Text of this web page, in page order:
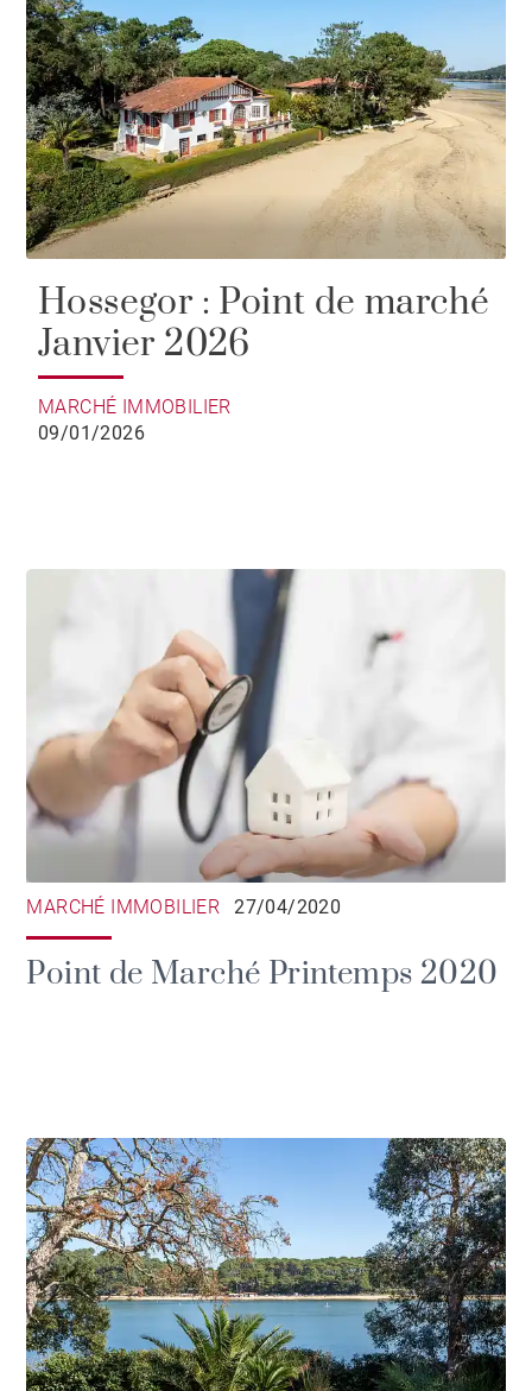
Hossegor : Point de marché
Janvier 2026
MARCHÉ IMMOBILIER
09/01/2026
MARCHÉ IMMOBILIER 27/04/2020
Point de Marché Printemps 2020